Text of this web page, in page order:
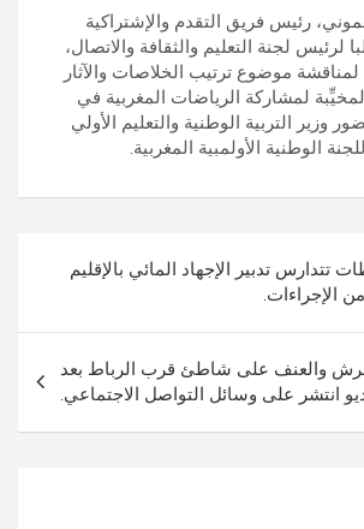
رئيس فريق التقدم والإشتراكية
لرئيس لجنة التعليم والثقافة والاتصال،
لمناقشة موضوع ترتيب الخلاصات والآثار
المخيِّبة لمشاركة الرياضات المغربية في
وزير التربية الوطنية والتعليم الأولي
الوطنية الأولمبية المغربية.
تتدارس تدبير الإجهاد المائي بالإقليم
الإجراءات.
والعنف على شاطئ قرب الرباط بعد
انتشر على وسائل التواصل الاجتماعي.